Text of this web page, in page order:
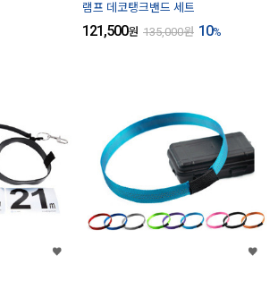
램프 데코탱크밴드 세트
121,500원 135,000원 10%